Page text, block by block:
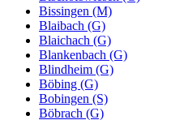
Bissingen (M)
Blaibach (G)
Blaichach (G)
Blankenbach (G)
Blindheim (G)
Böbing (G)
Bobingen (S)
Böbrach (G)